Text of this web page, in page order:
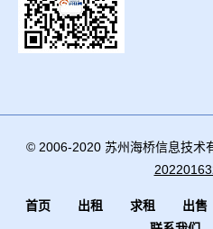
© 2006-2020 苏州海桥信息技
首页 出租 求租 出售